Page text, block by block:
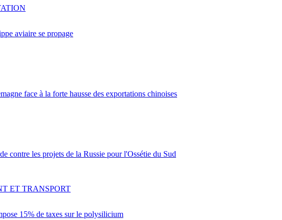
aviaire se propage
face à la forte hausse des exportations chinoises
contre les projets de la Russie pour l'Ossétie du Sud
15% de taxes sur le polysilicium
ET TRANSPORT